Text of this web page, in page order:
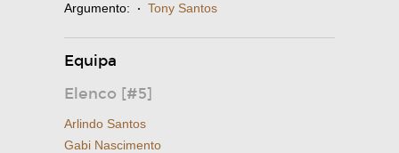
Argumento: · Tony Santos
Equipa
Elenco [#5]
Arlindo Santos
Gabi Nascimento